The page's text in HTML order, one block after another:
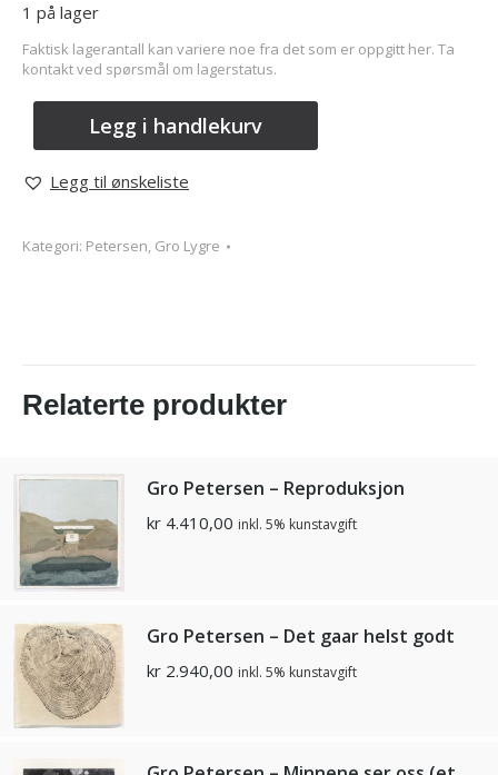
1 på lager
Faktisk lagerantall kan variere noe fra det som er oppgitt her. Ta
kontakt ved spørsmål om lagerstatus.
Legg i handlekurv
Legg til ønskeliste
Kategori: Petersen, Gro Lygre
Relaterte produkter
Gro Petersen – Reproduksjon
kr 4.410,00 inkl. 5% kunstavgift
Gro Petersen – Det gaar helst godt
kr 2.940,00 inkl. 5% kunstavgift